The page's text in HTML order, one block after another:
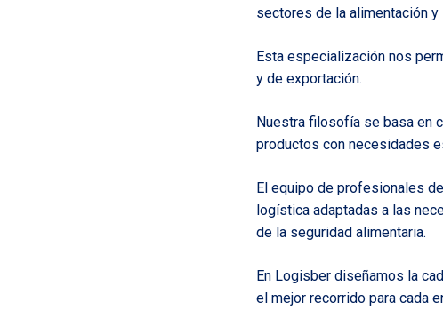
sectores de la alimentación y
Esta especialización nos
y de exportación.
Nuestra filosofía se basa en
productos con necesidades
El equipo de profesionales
logística adaptadas a las
de la seguridad alimentaria.
En Logisber diseñamos la
el mejor recorrido para cada